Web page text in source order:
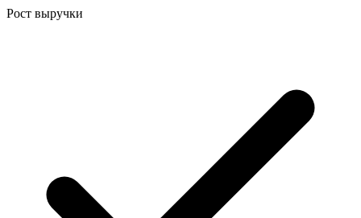
Рост выручки